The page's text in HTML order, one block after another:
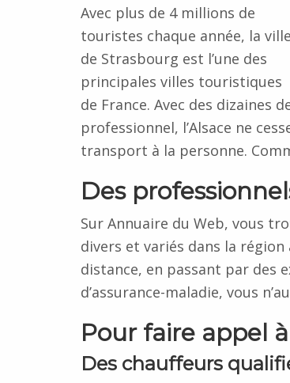
Avec plus de 4 millions de
touristes chaque année, la ville
de Strasbourg est l’une des
principales villes touristiques
de France. Avec des dizaines
professionnel, l’Alsace ne
transport à la personne.
Des
Sur Annuaire du Web, vous
divers et variés dans la
distance, en passant par des
d’assurance-maladie, vous
Pour faire appel
Des chauffeurs